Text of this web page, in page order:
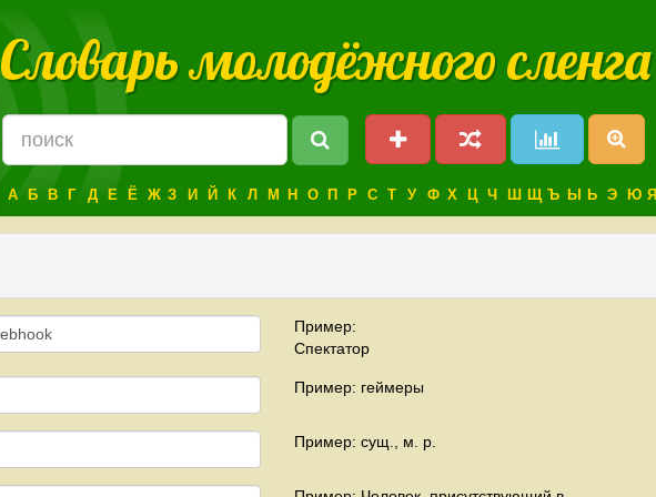
Словарь молодёжного сленга
А Б В Г Д Е Ё Ж З И Й К Л М Н О П Р С Т У Ф Х Ц Ч Ш Щ Ъ Ы Ь Э Ю Я
Пример:
Спектатор
Пример: геймеры
Пример: сущ., м. р.